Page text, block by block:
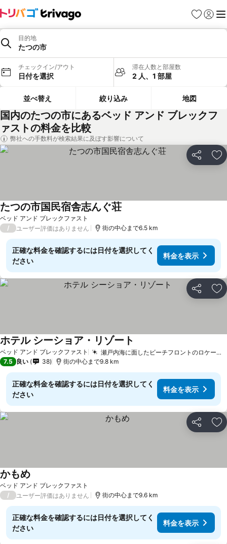
お気に入り
ログイ
メ
目的地
たつの市
チェックイン/アウト
日付を選択
滞在人数と部屋数
2 人、1 部屋
並べ替え 絞り込み 地図
国内のたつの市にあるベッド アンド ブレックフ
ァストの料金を比較
弊社への手数料が検索結果に及ぼす影響について
シェア お
ベッド アンド ブレックファスト
たつの市国民宿舎志んぐ荘
/ ユーザー評価はありません 街の中心まで6.5 km
正確な料金を確認するには日付を選択してく
ださい
料金を表示
シェア お
ベッド アンド ブレックファスト 瀬戸内海に面したビーチフロントのロケーション
ホテル シーショア・リゾート
7.5 良い 38 街の中心まで9.8 km
正確な料金を確認するには日付を選択してく
ださい
料金を表示
シェア お
ベッド アンド ブレックファスト
かもめ
/ ユーザー評価はありません 街の中心まで9.6 km
正確な料金を確認するには日付を選択してく
ださい
料金を表示